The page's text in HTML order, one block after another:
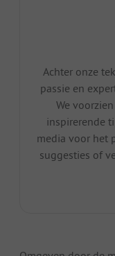
Achter onze
passie en
We
inspirerende
media voor het
suggesties of